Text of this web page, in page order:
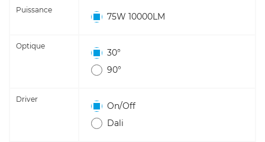
Puissance
75W 10000LM
Optique
30°
90°
Driver
On/Off
Dali